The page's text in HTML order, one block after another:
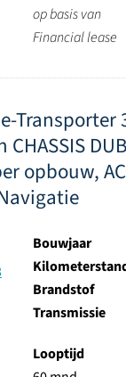
op basis van
Financial lease
e-Transporter
opbouw,
Bouwjaar
Brandstof
Transmissie
Looptijd